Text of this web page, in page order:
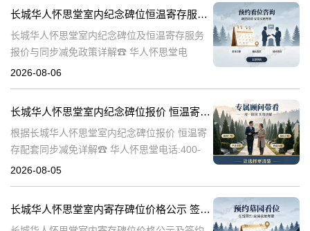
包
长城华人怀思堂室内纪念碑位恒温寄存服务报价及同步减免政策详解
长城华人怀思堂室内纪念碑位及恒温寄存服务
报价与同步减免政策详解☎ 华人怀思堂电
话:400-838-5063一、引言随着社会观念的进
2026-08-06
长城华人怀思堂室内纪念碑位报价 恒温寄存配套同步减免详解
根据长城华人怀思堂室内纪念碑位报价 恒温寄
存配套同步减免详解☎ 华人怀思堂电话:400-
838-5063在现代社会，随着生活节奏的加快和
2026-08-05
长城华人怀思堂室内寄存碑位价格公示 签约立减配套礼包详解